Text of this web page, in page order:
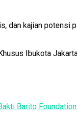
dan kajian potensi
Ibukota